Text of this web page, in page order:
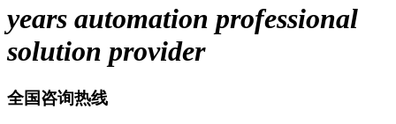
years automation professional
solution provider
全国咨询热线